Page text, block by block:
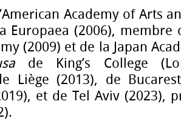
Academy of Arts
Europaea (2006),
(2009) et de la Japan
de King’s College
Liège (2013), de
et de Tel Aviv (2023),